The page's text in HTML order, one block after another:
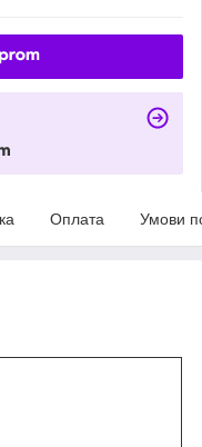
Оплата Умови